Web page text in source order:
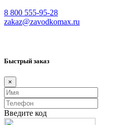
8 800 555-95-28
zakaz@zavodkomax.ru
Быстрый заказ
×
Введите код